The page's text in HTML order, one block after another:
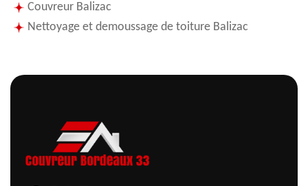
Couvreur Balizac
Nettoyage et demoussage de toiture Balizac